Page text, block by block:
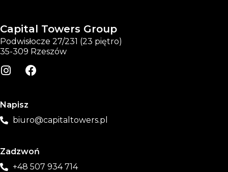
Capital Towers Group
Podwisłocze 27/231 (23 piętro)
35-309 Rzeszów
Napisz
biuro@capitaltowers.pl
Zadzwoń
+48 507 934 714